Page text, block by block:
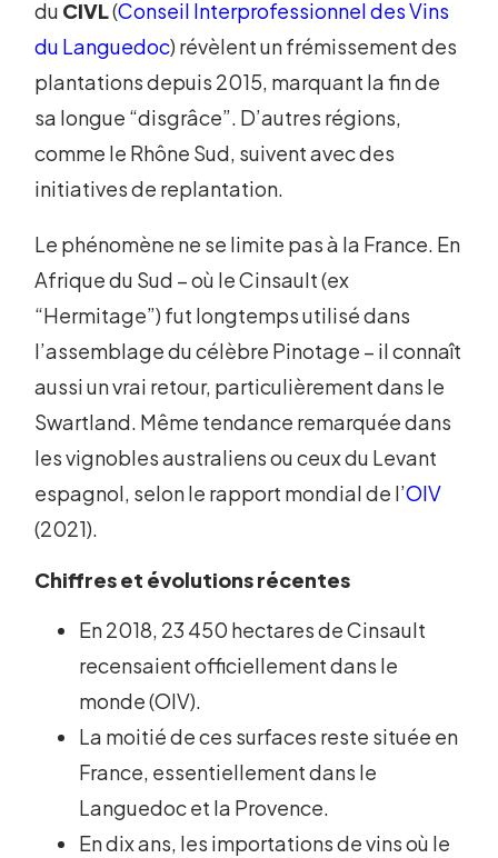
du CIVL(Conseil Interprofessionnel des Vins
du Languedoc) révèlent un frémissement des
plantations depuis 2015, marquant la fin de
sa longue “disgrâce”. D’autres régions,
comme le Rhône Sud, suivent avec des
initiatives de replantation.
Le phénomène ne se limite pas à la France. En
Afrique du Sud – où le Cinsault (ex
“Hermitage”) fut longtemps utilisé dans
l’assemblage du célèbre Pinotage – il connaît
aussi un vrai retour, particulièrement dans le
Swartland. Même tendance remarquée dans
les vignobles australiens ou ceux du Levant
espagnol, selon le rapport mondial de l’OIV
(2021).
Chiffres et évolutions récentes
En 2018, 23 450 hectares de Cinsault
recensaient officiellement dans le
monde (OIV).
La moitié de ces surfaces reste située en
France, essentiellement dans le
Languedoc et la Provence.
En dix ans, les importations de vins où le